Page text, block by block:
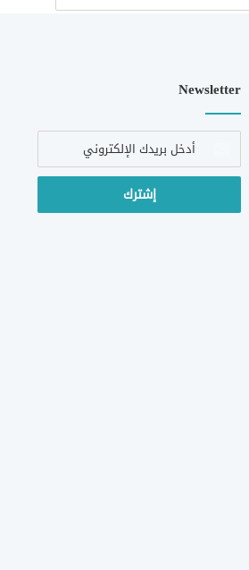
Newsletter
أدخل
الإلكتروني